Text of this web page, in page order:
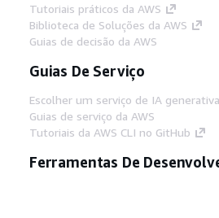
Tutoriais práticos da AWS
Biblioteca de Soluções da AWS
Guias de decisão da AWS
Guias De Serviço
Escolher um serviço de IA generativa
Guias de serviço da AWS
Tutoriais da AWS CLI no GitHub
Ferramentas De